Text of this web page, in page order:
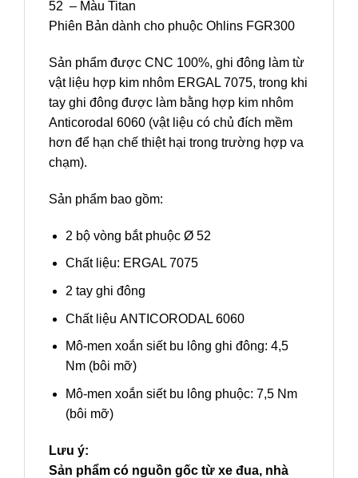
52 – Màu Titan
Phiên Bản dành cho phuộc Ohlins FGR300
Sản phẩm được CNC 100%, ghi đông làm từ
vật liệu hợp kim nhôm ERGAL 7075, trong khi
tay ghi đông được làm bằng hợp kim nhôm
Anticorodal 6060 (vật liệu có chủ đích mềm
hơn để hạn chế thiệt hại trong trường hợp va
chạm).
Sản phẩm bao gồm:
2 bộ vòng bắt phuộc Ø 52
Chất liệu: ERGAL 7075
2 tay ghi đông
Chất liệu ANTICORODAL 6060
Mô-men xoắn siết bu lông ghi đông: 4,5
Nm (bôi mỡ)
Mô-men xoắn siết bu lông phuộc: 7,5 Nm
(bôi mỡ)
Lưu ý:
Sản phẩm có nguồn gốc từ xe đua, nhà